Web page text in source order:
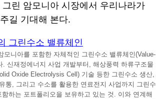
린 암모니아 시장에서 우리나라가
길 기대해 본다.
모니아를 포함한 자체적인 그린수소 밸류체인(Value-
. 신재정에너지 사업 개발부터, 해상풍력 하류구조물
Oxide Electrolysis Cell) 기술 등한 그린수소 생산,
통, 그리고 수소를 활용한 연료전지 사업까지 그린수
하는 포트폴리오을 보유하고 있는 것. 이와 연계해